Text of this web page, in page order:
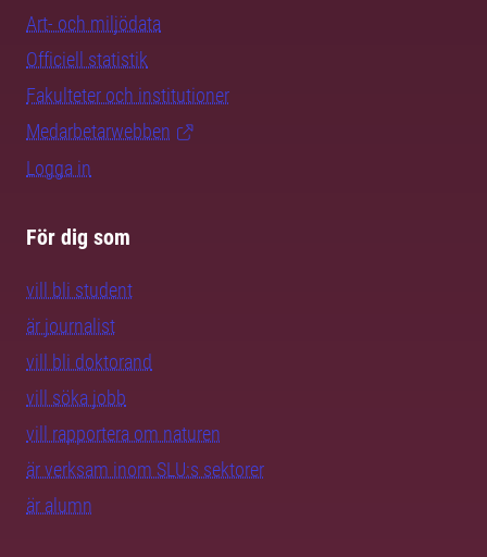
Art- och miljödata
Officiell statistik
Fakulteter och institutioner
Medarbetarwebben
Logga in
För dig som
vill bli student
är journalist
vill bli doktorand
vill söka jobb
vill rapportera om naturen
är verksam inom SLU:s sektorer
är alumn